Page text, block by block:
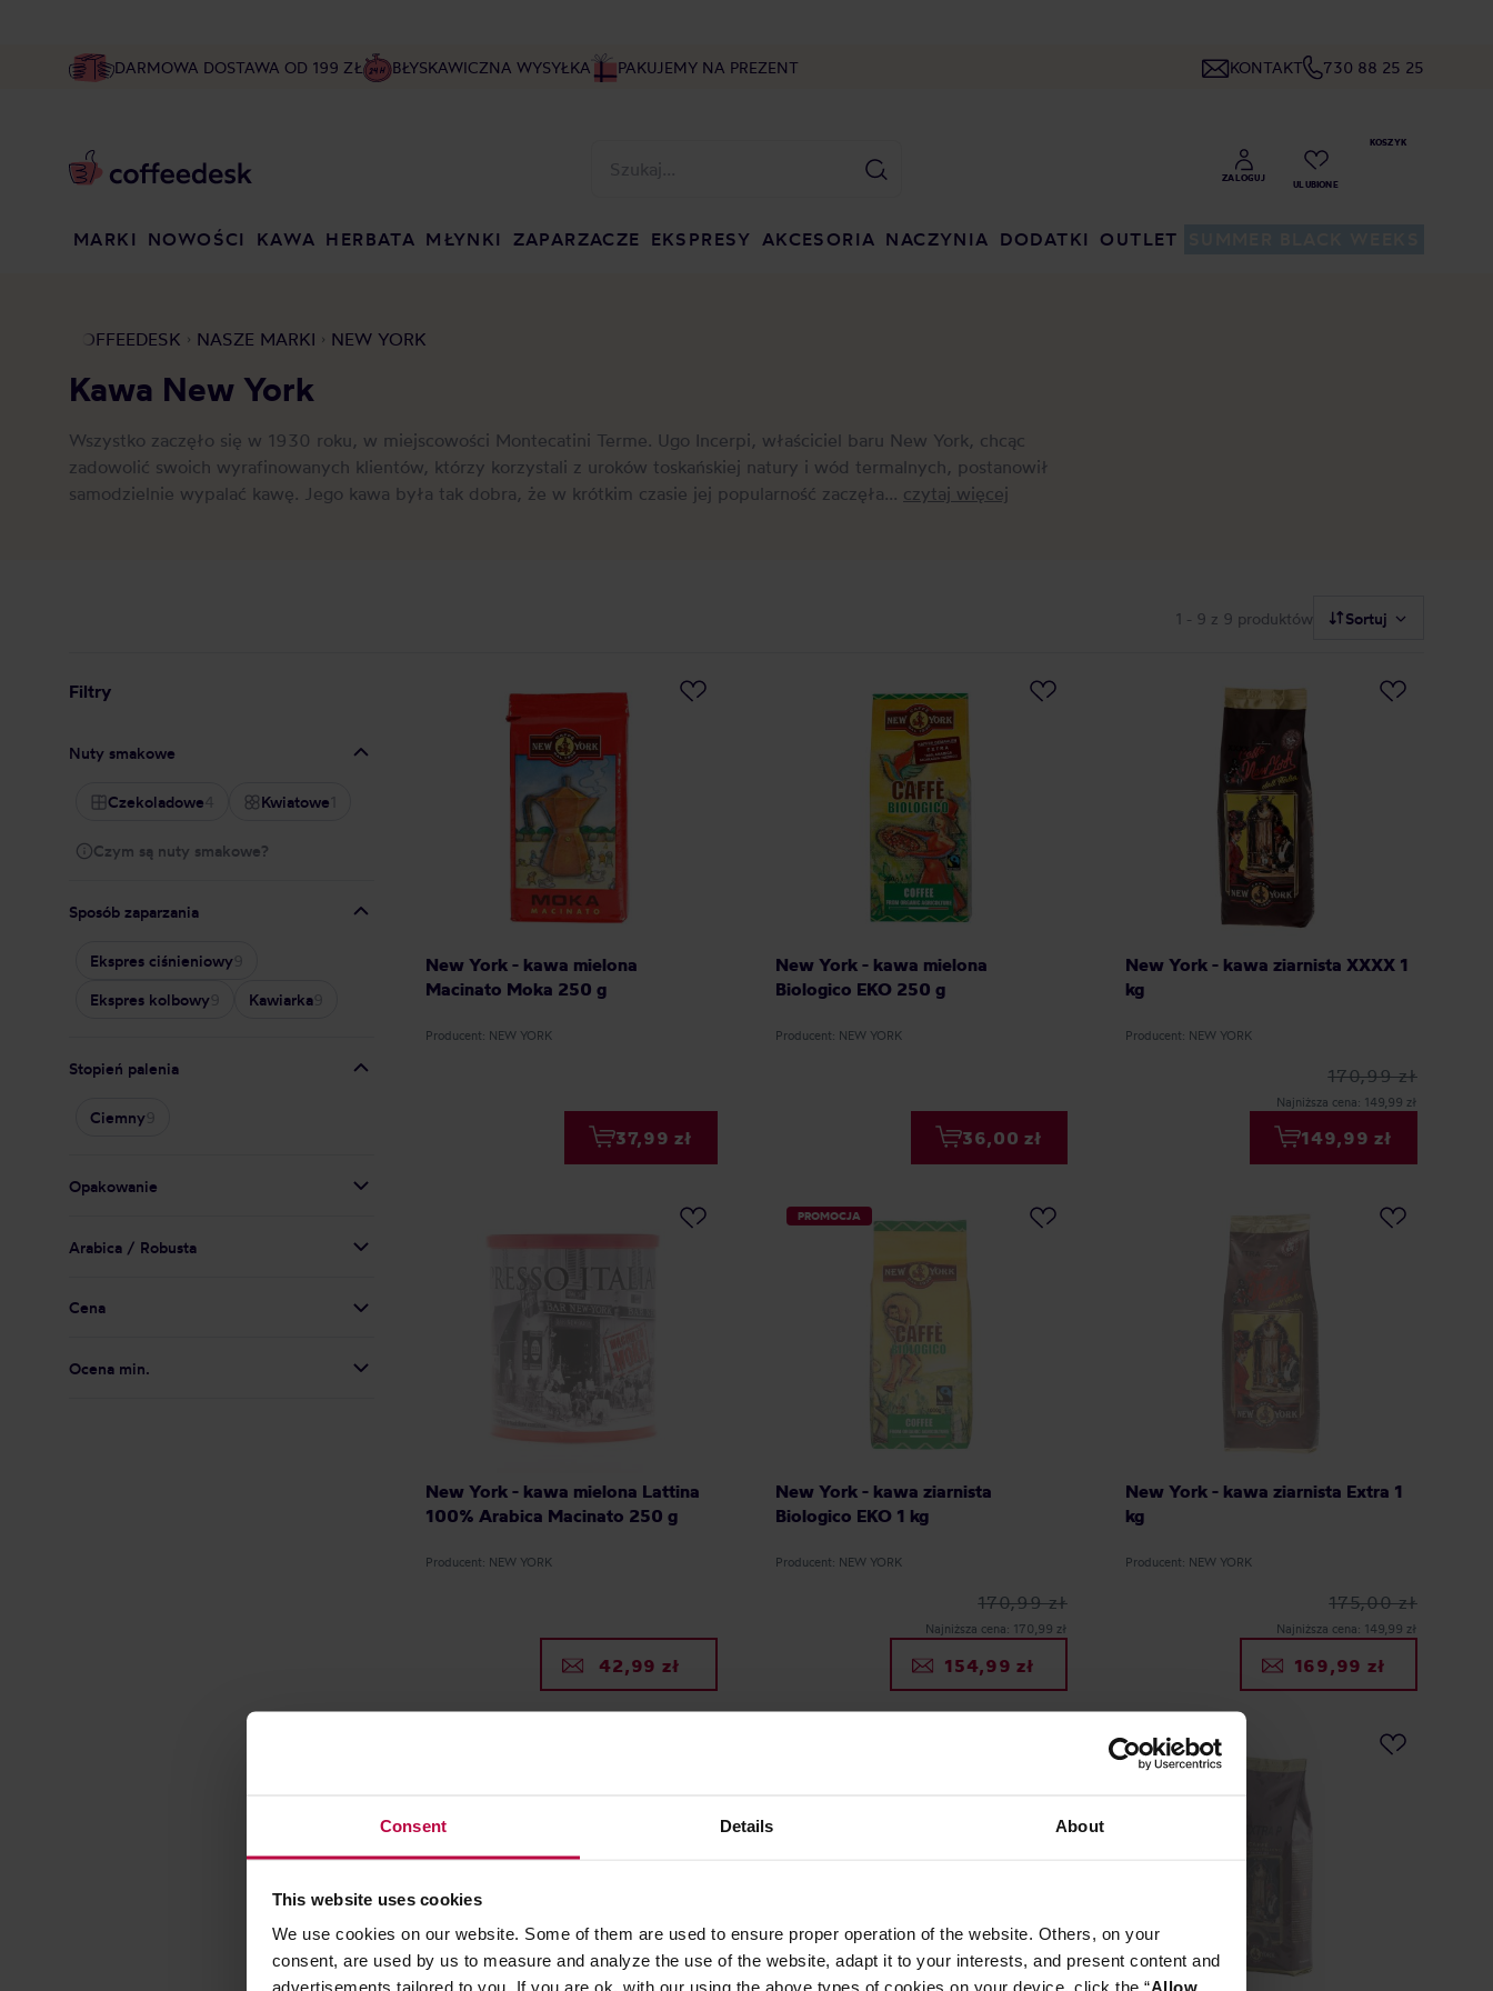
Consent Details About
This website uses cookies
We use cookies on our website. Some of them are used to ensure proper operation of the website. Others, on your
consent, are used by us to measure and analyze the use of the website, adapt it to your interests, and present content and
advertisements tailored to you. If you are ok. with our using the above types of cookies on your device, click the “Allow
DARMOWA DOSTAWA OD 199 ZŁ BŁYSKAWICZNA WYSYŁKA PAKUJEMY NA PREZENT KONTAKT 730 88 25 25
MARKI NOWOŚCI KAWA HERBATA MŁYNKI ZAPARZACZE EKSPRESY AKCESORIA NACZYNIA DODATKI OUTLET
COFFEEDESK NASZE MARKI NEW YORK
Kawa New York
Wszystko zaczęło się w 1930 roku, w miejscowości Montecatini Terme. Ugo Incerpi, właściciel baru New York, chcąc
zadowolić swoich wyrafinowanych klientów, którzy korzystali z uroków toskańskiej natury i wód termalnych, postanowił
samodzielnie wypalać kawę. Jego kawa była tak dobra, że w krótkim czasie jej popularność zaczęła... czytaj więcej
1 - 9 z 9 produktów Sortuj
Filtry
Nuty smakowe
Czekoladowe4 Kwiatowe
Czym są nuty smakowe?
Sposób zaparzania
Ekspres ciśnieniowy
Ekspres kolbowy Kawiarka
Stopień palenia
Ciemny
Opakowanie
Arabica / Robusta
Cena
Ocena min.
New York - kawa mielona
Macinato Moka 250 g
Producent: NEW YORK
37,99 zł
New York - kawa mielona
Biologico EKO 250 g
Producent: NEW YORK
36,00 zł
New York - kawa ziarnista XXXX 1
kg
Producent: NEW YORK
170,99 zł
Najniższa cena: 149,99 zł
149,99 zł
New York - kawa mielona Lattina
100% Arabica Macinato 250 g
Producent: NEW YORK
42,99 zł
PROMOCJA
New York - kawa ziarnista
Biologico EKO 1 kg
Producent: NEW YORK
170,99 zł
Najniższa cena: 170,99 zł
154,99 zł
New York - kawa ziarnista Extra 1
kg
Producent: NEW YORK
175,00 zł
Najniższa cena: 149,99 zł
169,99 zł
PROMOCJA